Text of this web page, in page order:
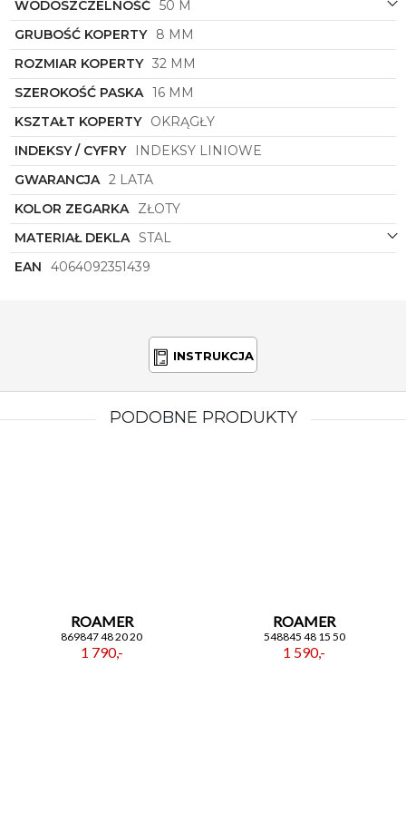
WODOSZCZELNOŚĆ 50 M
GRUBOŚĆ KOPERTY 8 MM
ROZMIAR KOPERTY 32 MM
SZEROKOŚĆ PASKA 16 MM
KSZTAŁT KOPERTY OKRĄGŁY
INDEKSY / CYFRY
INDEKSY LINIOWE
GWARANCJA 2 LATA
KOLOR ZEGARKA ZŁOTY
MATERIAŁ DEKLA STAL
EAN
4064092351439
INSTRUKCJA
PODOBNE PRODUKTY
ROAMER
869847 48 20 20
1 790,-
ROAMER
548845 48 15 50
1 590,-